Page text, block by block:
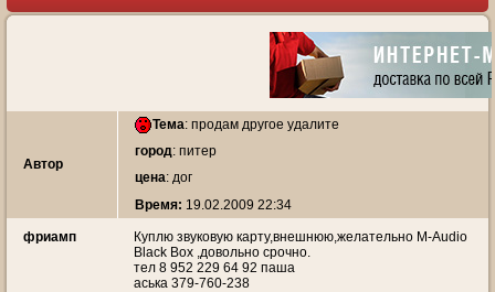
Автор
Тема: продам другое удалите
город: питер
цена: дог
Время: 19.02.2009 22:34
фриамп
Куплю звуковую карту,внешнюю,желательно M-Audio
Black Box ,довольно срочно.
тел 8 952 229 64 92 паша
аська 379-760-238